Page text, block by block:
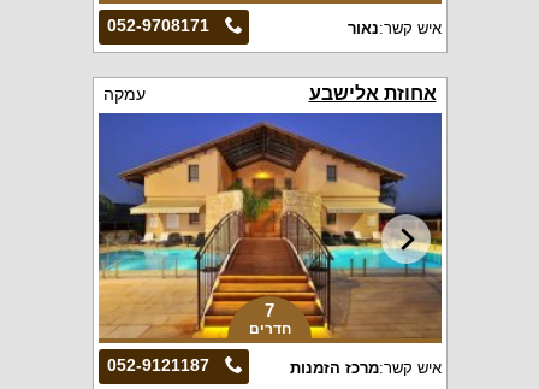
052-9708171 איש קשר:נאור
אחוזת אלישבע עמקה
7
חדרים
052-9121187 איש קשר:מרכז הזמנות